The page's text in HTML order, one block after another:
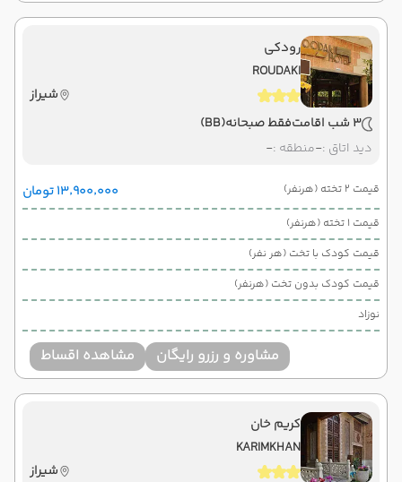
رودکی
ROUDAKI
شیراز
3 شب اقامت
فقط صبحانه(BB)
دید اتاق :-منطقه :-
قیمت 2 تخته (هرنفر) ۱۳٬۹۰۰٬۰۰۰ تومان
قیمت 1 تخته (هرنفر)
قیمت کودک با تخت (هر نفر)
قیمت کودک بدون تخت (هرنفر)
نوزاد
مشاوره و رزرو رایگان مشاهده اقساط
کریم خان
KARIMKHAN
شیراز